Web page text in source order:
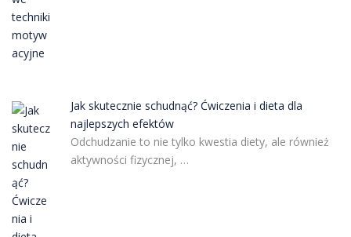
Jak skutecznie schudnąć? Ćwiczenia i dieta dla
najlepszych efektów
Odchudzanie to nie tylko kwestia diety, ale również
aktywności fizycznej, …